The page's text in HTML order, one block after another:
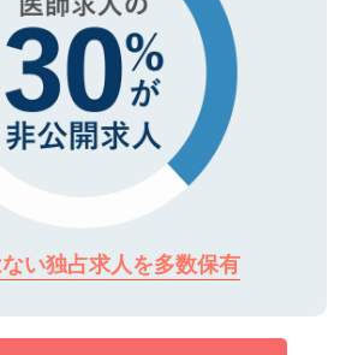
い独占求人を多数保有